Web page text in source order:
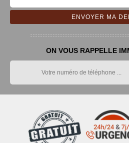
ON VOUS RAPPELLE